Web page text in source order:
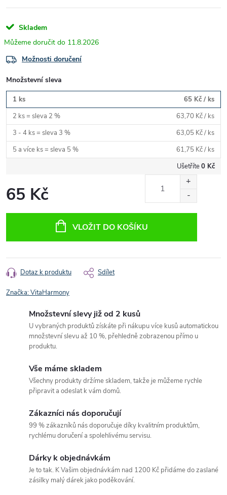
Skladem
11.8.2026
Možnosti doručení
Množstevní sleva
1 ks 65 Kč / ks
2 ks = sleva 2 %
63,70 Kč/ ks
3 - 4 ks = sleva 3 %
63,05 Kč/ ks
5 a více ks = sleva 5 %
61,75 Kč/ ks
Ušetříte0 Kč
65 Kč
cena:
VLOŽIT DO KOŠÍKU
Dotaz k produktu Sdílet
Značka:VitaHarmony
Množstevní slevy již od 2 kusů
U vybraných produktů získáte při nákupu více kusů automatickou
množstevní slevu až 10 %, přehledně zobrazenou přímo u
produktu.
Vše máme skladem
Všechny produkty držíme skladem, takže je můžeme rychle
připravit a odeslat k vám domů.
Zákazníci nás doporučují
99 % zákazníků nás doporučuje díky kvalitním produktům,
rychlému doručení a spolehlivému servisu.
Dárky k objednávkám
Je to tak. K Vašim objednávkám nad 1200 Kč přidáme do zaslané
zásilky malý dárek jako poděkování.